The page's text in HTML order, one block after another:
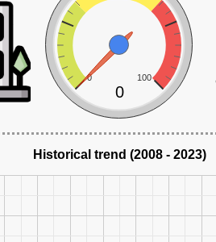
0 100
0
Historical trend (2008 - 2023)